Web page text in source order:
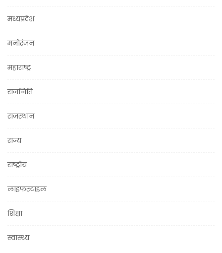
मध्यप्रदेश
मनोरंजन
महाराष्ट्र
राजनिति
राजस्थान
राज्य
राष्ट्रीय
लाइफस्टाइल
शिक्षा
स्वास्थ्य